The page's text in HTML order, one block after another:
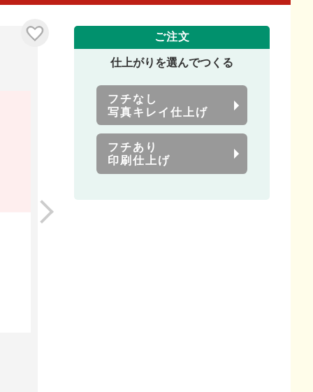
ご注文
仕上がりを選んでつくる
フチなし
写真キレイ仕上げ
フチあり
印刷仕上げ